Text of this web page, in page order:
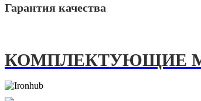
Гарантия качества
КОМПЛЕКТУЮЩИЕ